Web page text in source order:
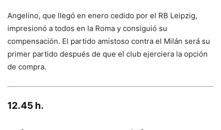
Angelino, que llegó en enero cedido por el RB Leipzig,
impresionó a todos en la Roma y consiguió su
compensación. El partido amistoso contra el Milán será su
primer partido después de que el club ejerciera la opción
de compra.
12.45 h.